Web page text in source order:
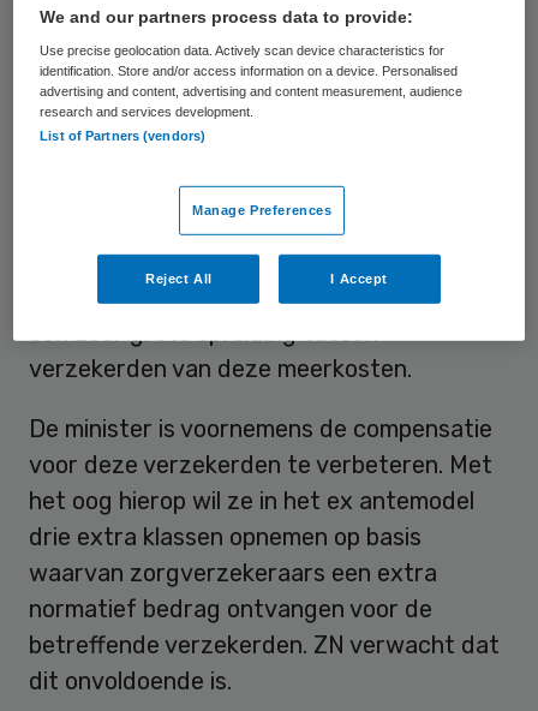
stofwisselingsziekten met stapeling, zoals
de ziekte van Pompe of Fabry.
Volgens ZN zijn de kosten per verzekerde
gemiddeld ongeveer
dan de compensatie die de
zorgverzekeraar uit het
risicovereveningsfonds ontvangt.
Daarnaast is er ook nog eens sprake van
een zeer grote spreiding tussen
verzekerden van deze meerkosten.
De minister is voornemens de compensatie
voor deze verzekerden te verbeteren. Met
het oog hierop wil ze in het ex antemodel
drie extra klassen opnemen op basis
waarvan zorgverzekeraars een extra
normatief bedrag ontvangen voor de
betreffende verzekerden. ZN verwacht dat
dit onvoldoende is.
We and our partners process data to provide:
Use precise geolocation data. Actively scan device characteristics for
identification. Store and/or access information on a device. Personalised
advertising and content, advertising and content measurement, audience
research and services development.
List of Partners (vendors)
Manage Preferences
Reject All I Accept